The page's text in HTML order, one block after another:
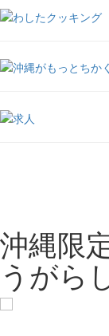
沖縄限
うがら